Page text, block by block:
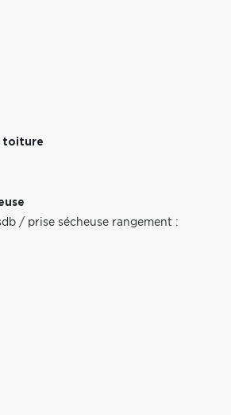
toiture
/ prise sécheuse rangement :